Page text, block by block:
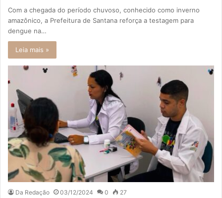
Com a chegada do período chuvoso, conhecido como inverno
amazônico, a Prefeitura de Santana reforça a testagem para
dengue na…
Leia mais »
Da Redação 03/12/2024 0 27